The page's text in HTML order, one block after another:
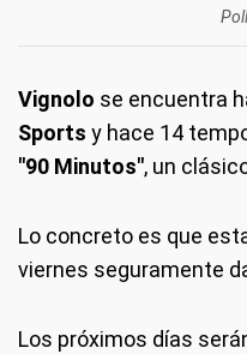
Vignolo se encuentra
Sports y hace 14
"90 Minutos", un
Lo concreto es que
viernes seguramente
Los próximos días